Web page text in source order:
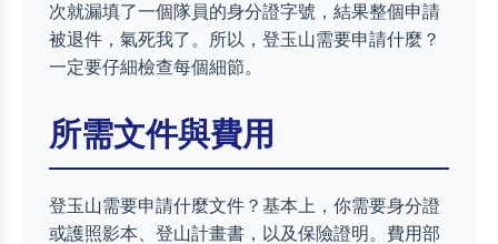
次就漏填了一個隊員的身分證字號，結果整個申請
被退件，氣死我了。所以，登玉山需要申請什麼？
一定要仔細檢查每個細節。
所需文件與費用
登玉山需要申請什麼文件？基本上，你需要身分證
或護照影本、登山計畫書，以及保險證明。費用部